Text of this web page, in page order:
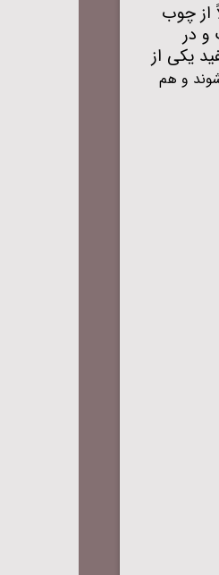
از چوب
و در
یکی از
و هم